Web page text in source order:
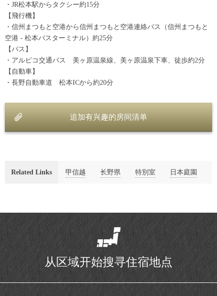
・JR松本駅からタクシー約15分
【飛行機】
・信州まつもと空港から信州まつもと空港連絡バス（信州まつもと
空港 - 松本バスターミナル）約25分
【バス】
・アルピコ交通バス 美ヶ原温泉線、美ヶ原温泉下車、徒歩約2分
【自動車】
・長野自動車道 松本ICから約20分
追加有兴趣的房间清单
Related Links 甲信越 长野県 特別室 日本庭園
从区域开始搜寻住宿地点